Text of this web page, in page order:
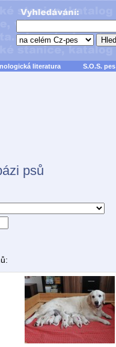
literatura S.O.S. pes
psů